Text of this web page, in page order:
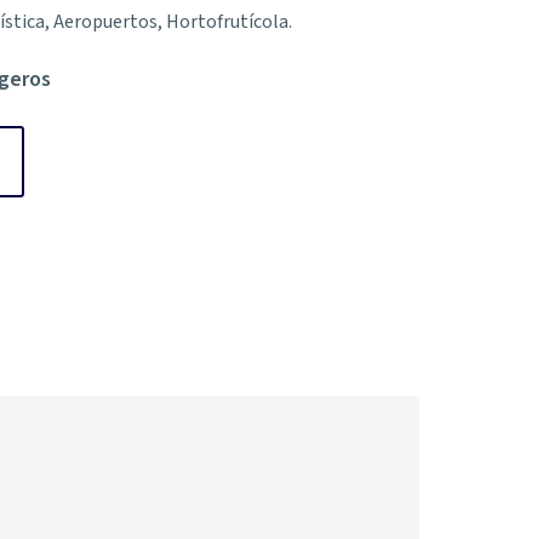
Aeropuertos, Hortofrutícola.